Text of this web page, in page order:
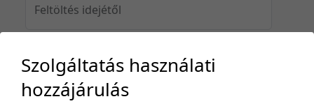
Feltöltés idejétől
Feltöltés idejéig
Szolgáltatás használati
hozzájárulás